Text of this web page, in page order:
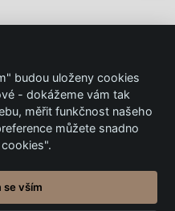
budou uloženy cookies
- dokážeme vám tak
měřit funkčnost našeho
můžete snadno
se vším